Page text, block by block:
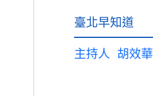
臺北早知道
主持人 胡效華